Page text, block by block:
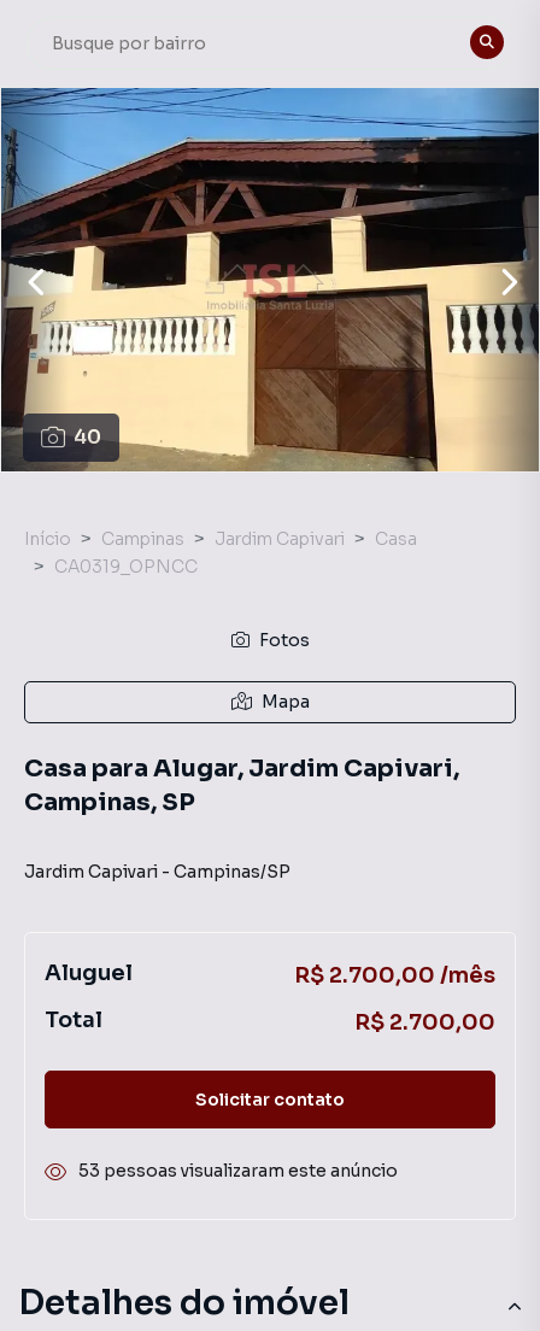
40
Detalhes do imóvel
Início Campinas Jardim Capivari
Casa
CA0319_OPNCC
Fotos
Mapa
Casa para Alugar, Jardim Capivari,
Campinas, SP
Jardim Capivari - Campinas/SP
Aluguel
R$ 2.700,00 /mês
Total
R$ 2.700,00
Solicitar contato
53 pessoas visualizaram este anúncio